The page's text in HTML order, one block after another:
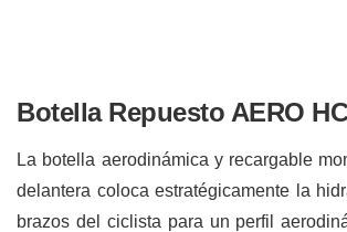
Botella Repuesto AERO
La botella aerodinámica y recargable
delantera coloca estratégicamente la
brazos del ciclista para un perfil